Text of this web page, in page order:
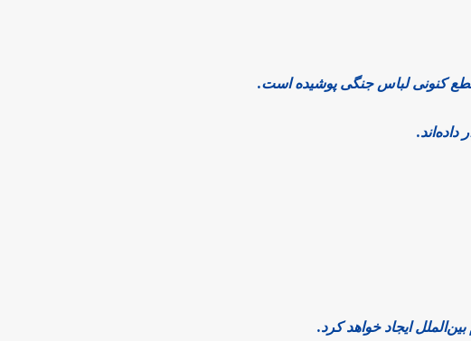
کنونی لباس جنگی پوشیده است.
ایجاد خواهد کرد.